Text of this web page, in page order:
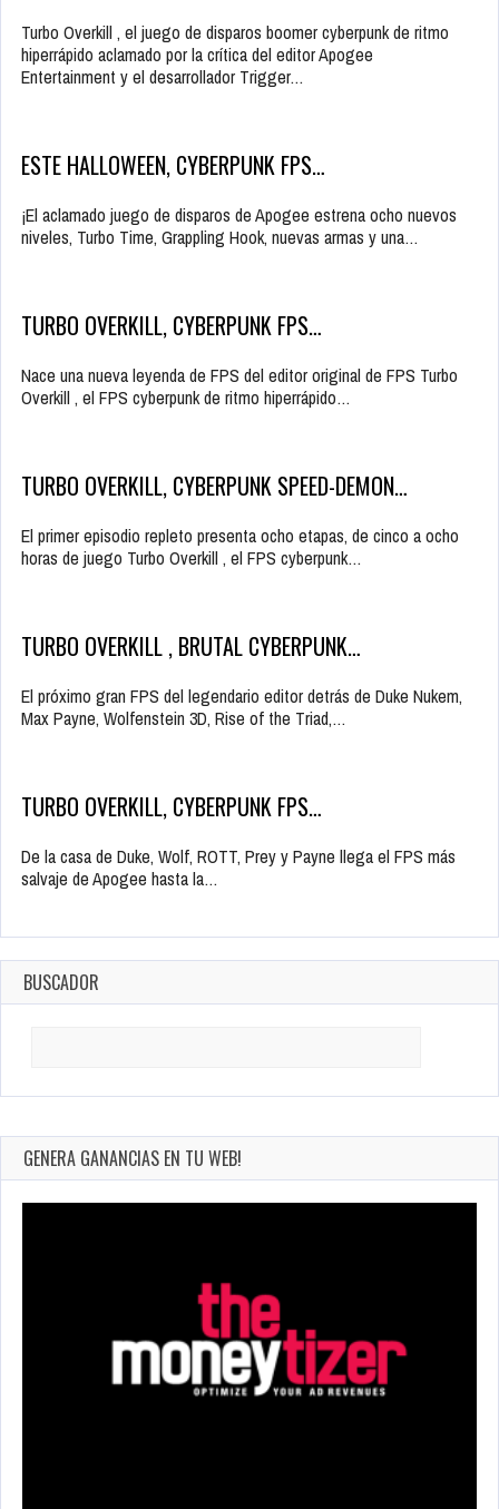
Turbo Overkill , el juego de disparos boomer cyberpunk de ritmo
hiperrápido aclamado por la crítica del editor Apogee
Entertainment y el desarrollador Trigger…
ESTE HALLOWEEN, CYBERPUNK FPS…
¡El aclamado juego de disparos de Apogee estrena ocho nuevos
niveles, Turbo Time, Grappling Hook, nuevas armas y una…
TURBO OVERKILL, CYBERPUNK FPS…
Nace una nueva leyenda de FPS del editor original de FPS Turbo
Overkill , el FPS cyberpunk de ritmo hiperrápido…
TURBO OVERKILL, CYBERPUNK SPEED-DEMON…
El primer episodio repleto presenta ocho etapas, de cinco a ocho
horas de juego Turbo Overkill , el FPS cyberpunk…
TURBO OVERKILL , BRUTAL CYBERPUNK…
El próximo gran FPS del legendario editor detrás de Duke Nukem,
Max Payne, Wolfenstein 3D, Rise of the Triad,…
TURBO OVERKILL, CYBERPUNK FPS…
De la casa de Duke, Wolf, ROTT, Prey y Payne llega el FPS más
salvaje de Apogee hasta la…
BUSCADOR
GENERA GANANCIAS EN TU WEB!